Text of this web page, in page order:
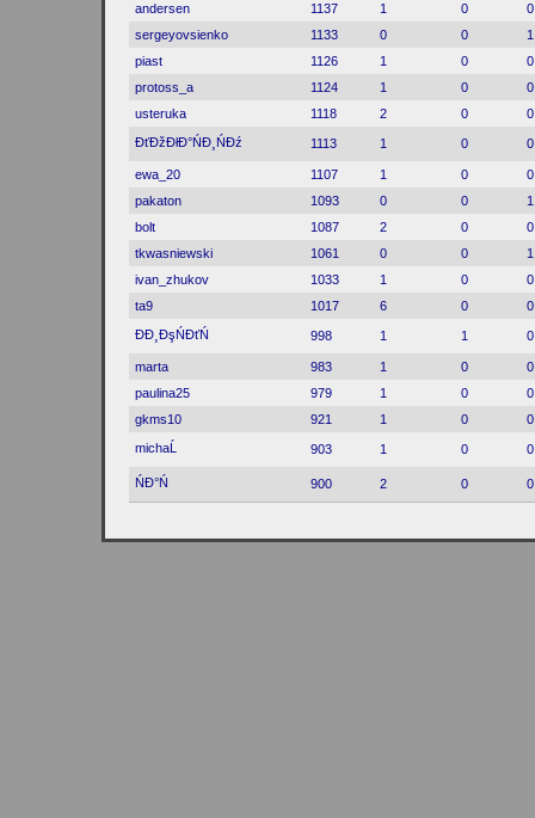
andersen
1137 1 0
0
sergeyovsienko
1133 0 0
1
piast
1126 1 0
0
protoss_a
1124 1 0
0
usteruka
1118 2 0
0
ĐťĐžĐłĐ°ŃĐ¸ŃĐź
1113 1 0 0
ewa_20 1107 1 0
0
pakaton
1093 0 0
1
bolt
1087 2 0
0
tkwasniewski
1061 0 0
1
ivan_zhukov
1033 1 0
0
ta9
1017 6 0
0
ĐĐ¸ĐşŃĐťŃ
998 1 1 0
marta 983 1 0
0
paulina25
979 1 0
0
gkms10
921 1 0
0
michaĹ
903 1 0 0
ŃĐ°Ń 900 2 0 0